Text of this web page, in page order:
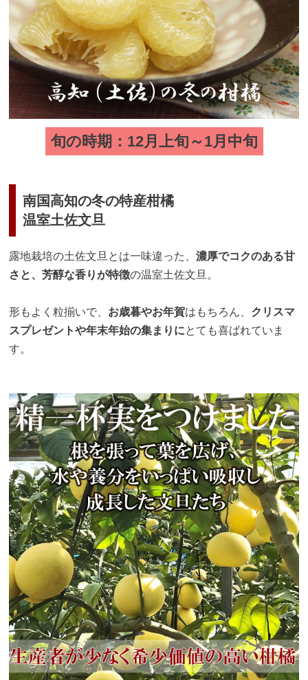
旬の時期：12月上旬～1月中旬
南国高知の冬の特産柑橘
温室土佐文旦
露地栽培の土佐文旦とは一味違った、 濃厚でコクのある甘
さと、芳醇な香りが特徴の温室土佐文旦。
形もよく粒揃いで、 お歳暮やお年賀はもちろん、 クリスマ
スプレゼントや年末年始の集まりに とても喜ばれていま
す。